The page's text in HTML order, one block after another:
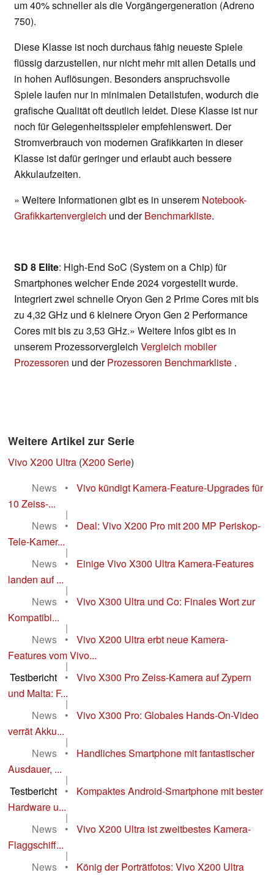
um 40% schneller als die Vorgängergeneration (Adreno
750).
Diese Klasse ist noch durchaus fähig neueste Spiele
flüssig darzustellen, nur nicht mehr mit allen Details und
in hohen Auflösungen. Besonders anspruchsvolle
Spiele laufen nur in minimalen Detailstufen, wodurch die
grafische Qualität oft deutlich leidet. Diese Klasse ist nur
noch für Gelegenheitsspieler empfehlenswert. Der
Stromverbrauch von modernen Grafikkarten in dieser
Klasse ist dafür geringer und erlaubt auch bessere
Akkulaufzeiten.
» Weitere Informationen gibt es in unserem Notebook-
Grafikkartenvergleich und derBenchmarkliste.
SD 8 Elite: High-End SoC (System on a Chip) für
Smartphones welcher Ende 2024 vorgestellt wurde.
Integriert zwei schnelle Oryon Gen 2 Prime Cores mit bis
zu 4,32 GHz und 6 kleinere Oryon Gen 2 Performance
Cores mit bis zu 3,53 GHz.» Weitere Infos gibt es in
unserem Prozessorvergleich Vergleich mobiler
Prozessoren und derProzessoren Benchmarkliste .
Weitere Artikel zur Serie
Vivo X200 Ultra (X200 Serie)
News
•
Vivo kündigt Kamera-Feature-Upgrades für
10 Zeiss-...
|
News
•
Deal: Vivo X200 Pro mit 200 MP Periskop-
Tele-Kamer...
|
News
•
Einige Vivo X300 Ultra Kamera-Features
landen auf ...
|
News
•
Vivo X300 Ultra und Co: Finales Wort zur
Kompatibi...
|
News
•
Vivo X200 Ultra erbt neue Kamera-
Features vom Vivo...
|
Testbericht
•
Vivo X300 Pro Zeiss-Kamera auf Zypern
und Malta: F...
|
News
•
Vivo X300 Pro: Globales Hands-On-Video
verrät Akku...
|
News
•
Handliches Smartphone mit fantastischer
Ausdauer, ...
|
Testbericht
•
Kompaktes Android-Smartphone mit bester
Hardware u...
|
News
•
Vivo X200 Ultra ist zweitbestes Kamera-
Flaggschiff...
|
News
•
König der Porträtfotos: Vivo X200 Ultra